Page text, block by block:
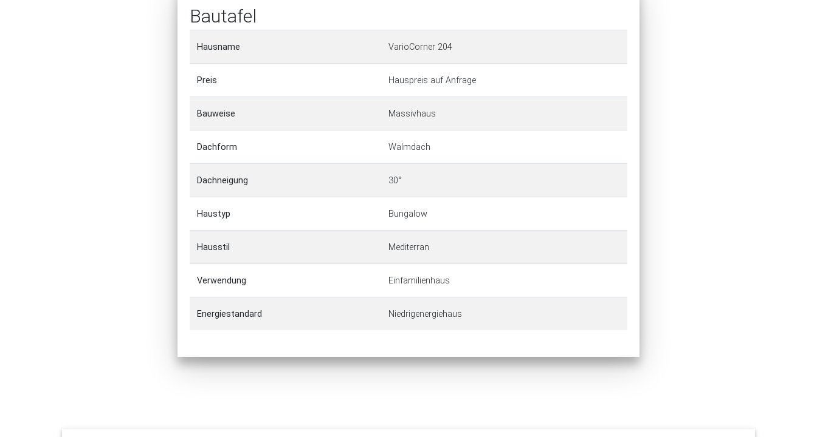
Bautafel
Hausname VarioCorner 204
Preis Hauspreis auf Anfrage
Bauweise Massivhaus
Dachform Walmdach
Dachneigung 30°
Haustyp Bungalow
Hausstil Mediterran
Verwendung Einfamilienhaus
Energiestandard Niedrigenergiehaus